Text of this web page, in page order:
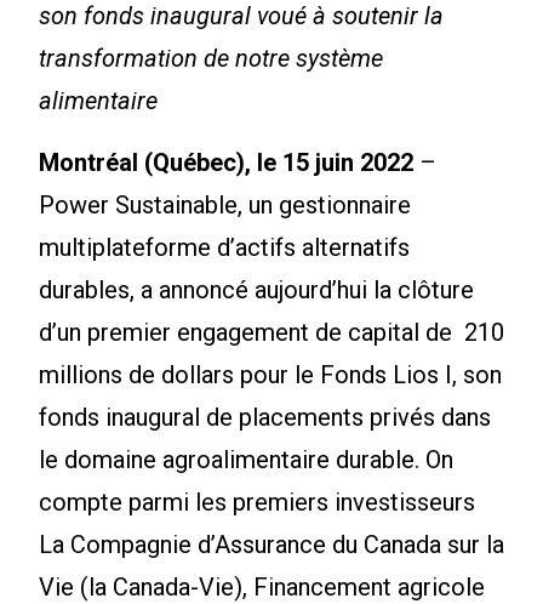
son fonds inaugural voué à soutenir la
transformation de notre système
alimentaire
Montréal (Québec), le 15 juin 2022 –
Power Sustainable, un gestionnaire
multiplateforme d’actifs alternatifs
durables, a annoncé aujourd’hui la clôture
d’un premier engagement de capital de 210
millions de dollars pour le Fonds Lios I, son
fonds inaugural de placements privés dans
le domaine agroalimentaire durable. On
compte parmi les premiers investisseurs
La Compagnie d’Assurance du Canada sur la
Vie (la Canada-Vie), Financement agricole